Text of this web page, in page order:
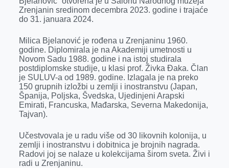
Zrenjanin sredinom decembra 2023. godine i trajaće
do 31. januara 2024.
Milica Bjelanović je rođena u Zrenjaninu 1960.
godine. Diplomirala je na Akademiji umetnosti u
Novom Sadu 1988. godine i na istoj studirala
postdiplomske studije, u klasi prof. Živka Đaka. Član
je SULUV-a od 1989. godine. Izlagala je na preko
150 grupnih izložbi u zemlji i inostranstvu (Japan,
Španija, Poljska, Švedska, Ujedinjeni Arapski
Emirati, Francuska, Mađarska, Severna Makedonija,
Tajvan).
Učestvovala je u radu više od 30 likovnih kolonija, u
zemlji i inostranstvu i dobitnica je brojnih nagrada.
Radovi joj se nalaze u kolekcijama širom sveta. Živi i
radi u Zrenjaninu.